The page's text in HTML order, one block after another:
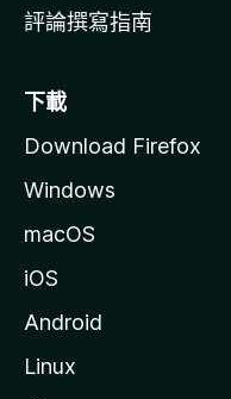
評論撰寫指南
下載
Download Firefox
Windows
macOS
iOS
Android
Linux